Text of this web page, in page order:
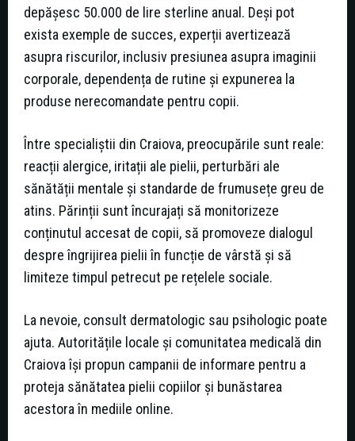
depășesc 50.000 de lire sterline anual. Deși pot
exista exemple de succes, experții avertizează
asupra riscurilor, inclusiv presiunea asupra imaginii
corporale, dependența de rutine și expunerea la
produse nerecomandate pentru copii.
Între specialiștii din Craiova, preocupările sunt reale:
reacții alergice, iritații ale pielii, perturbări ale
sănătății mentale și standarde de frumusețe greu de
atins. Părinții sunt încurajați să monitorizeze
conținutul accesat de copii, să promoveze dialogul
despre îngrijirea pielii în funcție de vârstă și să
limiteze timpul petrecut pe rețelele sociale.
La nevoie, consult dermatologic sau psihologic poate
ajuta. Autoritățile locale și comunitatea medicală din
Craiova își propun campanii de informare pentru a
proteja sănătatea pielii copiilor și bunăstarea
acestora în mediile online.